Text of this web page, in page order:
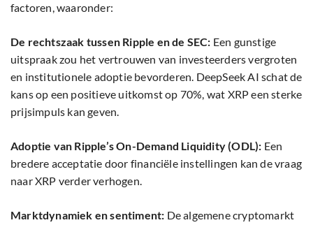
factoren, waaronder:
De rechtszaak tussen Ripple en de SEC: Een gunstige
uitspraak zou het vertrouwen van investeerders vergroten
en institutionele adoptie bevorderen. DeepSeek AI schat de
kans op een positieve uitkomst op 70%, wat XRP een sterke
prijsimpuls kan geven.
Adoptie van Ripple’s On-Demand Liquidity (ODL): Een
bredere acceptatie door financiële instellingen kan de vraag
naar XRP verder verhogen.
Marktdynamiek en sentiment: De algemene cryptomarkt